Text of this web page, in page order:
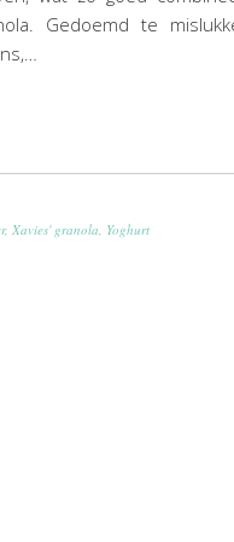
Gedoemd te
, Xavies' granola Yoghurt